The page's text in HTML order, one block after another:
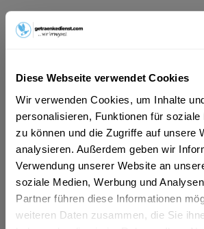
Diese Webseite verwendet Cookies
Wir verwenden Cookies, um Inhalte
personalisieren, Funktionen für soziale
zu können und die Zugriffe auf unsere
analysieren. Außerdem geben wir
Verwendung unserer Website an
soziale Medien, Werbung und
Partner führen diese Informationen
weiteren Daten zusammen, die Sie
inkl. MwSt.ggf. zzgl. Erschwerniszuschlag
Vorrätig
MEHRWEG
+25,00 € Pfand
In den Warenkorb
Artikel-Nr.:
26242
Verfügbar in: